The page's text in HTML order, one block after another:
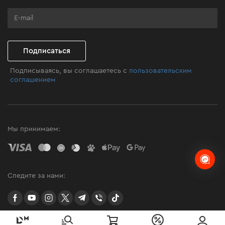
Клуб мастерства
Подписаться
Подписываясь, вы соглашаетесь с пользовательским
соглашением
Мы принимаем:
Следите за нами:
facebookyoutubeinstagramtwittertelegram
Viber TikTok